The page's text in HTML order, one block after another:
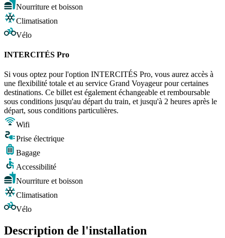
Nourriture et boisson
Climatisation
Vélo
INTERCITÉS Pro
Si vous optez pour l'option INTERCITÉS Pro, vous aurez accès à
une flexibilité totale et au service Grand Voyageur pour certaines
destinations. Ce billet est également échangeable et remboursable
sous conditions jusqu'au départ du train, et jusqu'à 2 heures après le
départ, sous conditions particulières.
Wifi
Prise électrique
Bagage
Accessibilité
Nourriture et boisson
Climatisation
Vélo
Description de l'installation